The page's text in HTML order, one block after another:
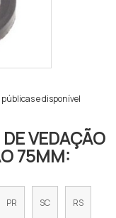
e disponível
VEDAÇÃO
75MM:
PR SC RS